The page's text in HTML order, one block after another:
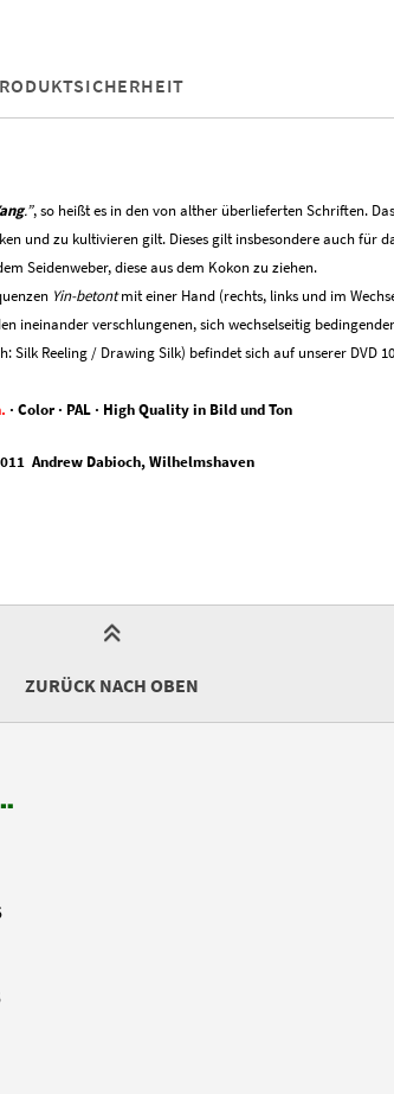
.”, so heißt es in den von alther überlieferten Schriften. Das
und zu kultivieren gilt. Dieses gilt insbesondere auch für
Seidenweber, diese aus dem Kokon zu ziehen.
Yin-betontmit einer Hand (rechts, links und im
ineinander verschlungenen, sich wechselseitig
Reeling / Drawing Silk) befindet sich auf unserer DVD
· Color · PAL · High Quality in Bild und Ton
Andrew Dabioch, Wilhelmshaven
ZURÜCK NACH OBEN